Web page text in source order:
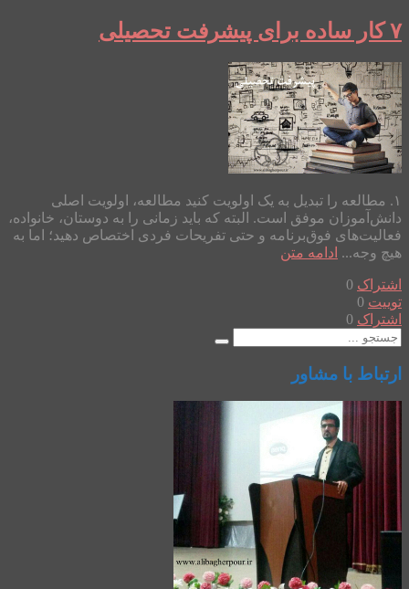
۷ کار ساده برای پیشرفت تحصیلی
۱. مطالعه را تبدیل به یک اولویت کنید مطالعه، اولویت اصلی
دانش‌آموزان موفق است. البته که باید زمانی را به دوستان، خانواده،
فعالیت‌های فوق‌برنامه و حتی تفریحات فردی اختصاص دهید؛ اما به
هیچ وجه... ادامه متن
اشتراک 0
توییت 0
اشتراک 0
ارتباط با مشاور